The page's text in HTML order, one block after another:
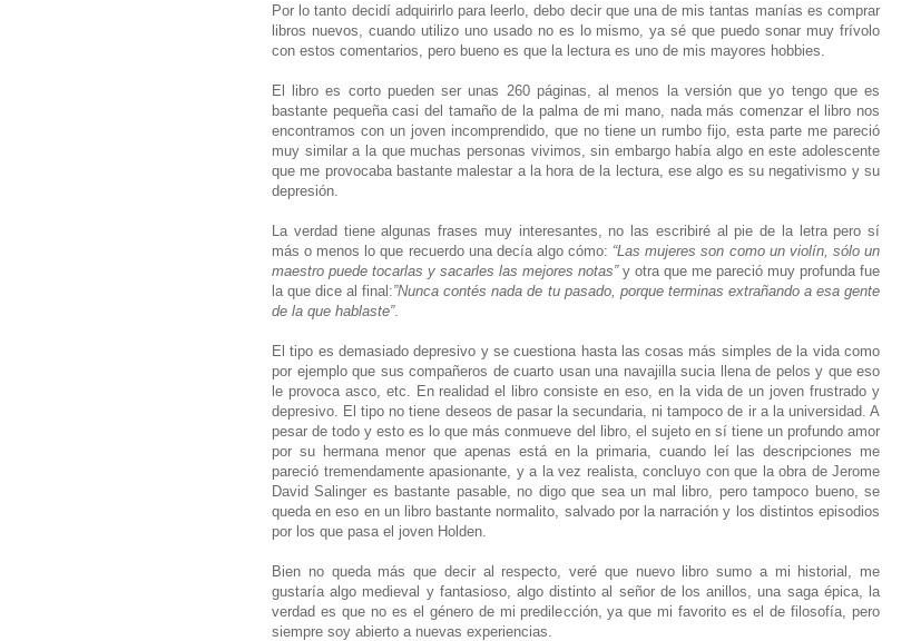
Por lo tanto decidí adquirirlo para leerlo, debo decir que una de mis tantas manías es comprar
libros nuevos, cuando utilizo uno usado no es lo mismo, ya sé que puedo sonar muy frívolo
con estos comentarios, pero bueno es que la lectura es uno de mis mayores hobbies.
El libro es corto pueden ser unas 260 páginas, al menos la versión que yo tengo que es
bastante pequeña casi del tamaño de la palma de mi mano, nada más comenzar el libro nos
encontramos con un joven incomprendido, que no tiene un rumbo fijo, esta parte me pareció
muy similar a la que muchas personas vivimos, sin embargo había algo en este adolescente
que me provocaba bastante malestar a la hora de la lectura, ese algo es su negativismo y su
depresión.
La verdad tiene algunas frases muy interesantes, no las escribiré al pie de la letra pero sí
más o menos lo que recuerdo una decía algo cómo: “Las mujeres son como un violín, sólo un
maestro puede tocarlas y sacarles las mejores notas”y otra que me pareció muy profunda fue
la que dice al final:”Nunca contés nada de tu pasado, porque terminas extrañando a esa gente
de la que hablaste”.
El tipo es demasiado depresivo y se cuestiona hasta las cosas más simples de la vida como
por ejemplo que sus compañeros de cuarto usan una navajilla sucia llena de pelos y que eso
le provoca asco, etc. En realidad el libro consiste en eso, en la vida de un joven frustrado y
depresivo. El tipo no tiene deseos de pasar la secundaria, ni tampoco de ir a la universidad. A
pesar de todo y esto es lo que más conmueve del libro, el sujeto en sí tiene un profundo amor
por su hermana menor que apenas está en la primaria, cuando leí las descripciones me
pareció tremendamente apasionante, y a la vez realista, concluyo con que la obra de Jerome
David Salinger es bastante pasable, no digo que sea un mal libro, pero tampoco bueno, se
queda en eso en un libro bastante normalito, salvado por la narración y los distintos episodios
por los que pasa el joven Holden.
Bien no queda más que decir al respecto, veré que nuevo libro sumo a mi historial, me
gustaría algo medieval y fantasioso, algo distinto al señor de los anillos, una saga épica, la
verdad es que no es el género de mi predilección, ya que mi favorito es el de filosofía, pero
siempre soy abierto a nuevas experiencias.